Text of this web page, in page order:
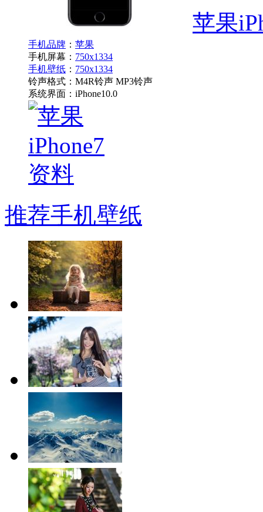
苹果
手机品牌 ： 苹果
手机屏幕： 750x1334
手机壁纸 ： 750x1334
铃声格式： M4R铃声 MP3铃声
系统界面： iPhone10.0
推荐手机壁纸